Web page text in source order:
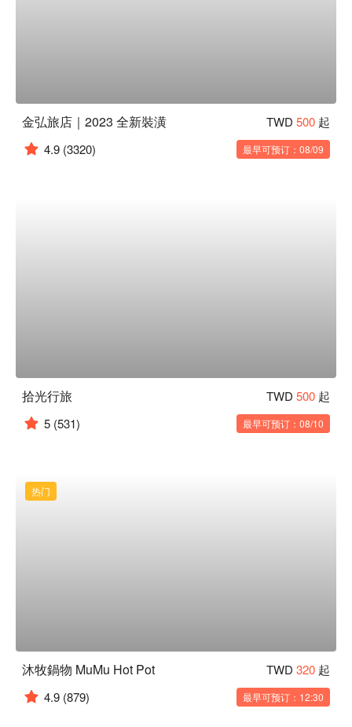
金弘旅店｜2023 全新裝潢 TWD 500 起
4.9 (3320) 最早可预订：08/09
拾光行旅 TWD 500 起
5 (531) 最早可预订：08/10
热门
沐牧鍋物 MuMu Hot Pot TWD 320 起
4.9 (879) 最早可预订：12:30